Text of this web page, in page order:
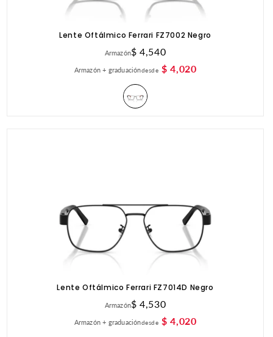
Lente Oftálmico Ferrari FZ7002 Negro
ArmazónPrecio
habitual
$ 4,540
Armazón + graduacióndesde $ 4,020
Lente Oftálmico Ferrari FZ7014D Negro
ArmazónPrecio
habitual
$ 4,530
Armazón + graduacióndesde $ 4,020